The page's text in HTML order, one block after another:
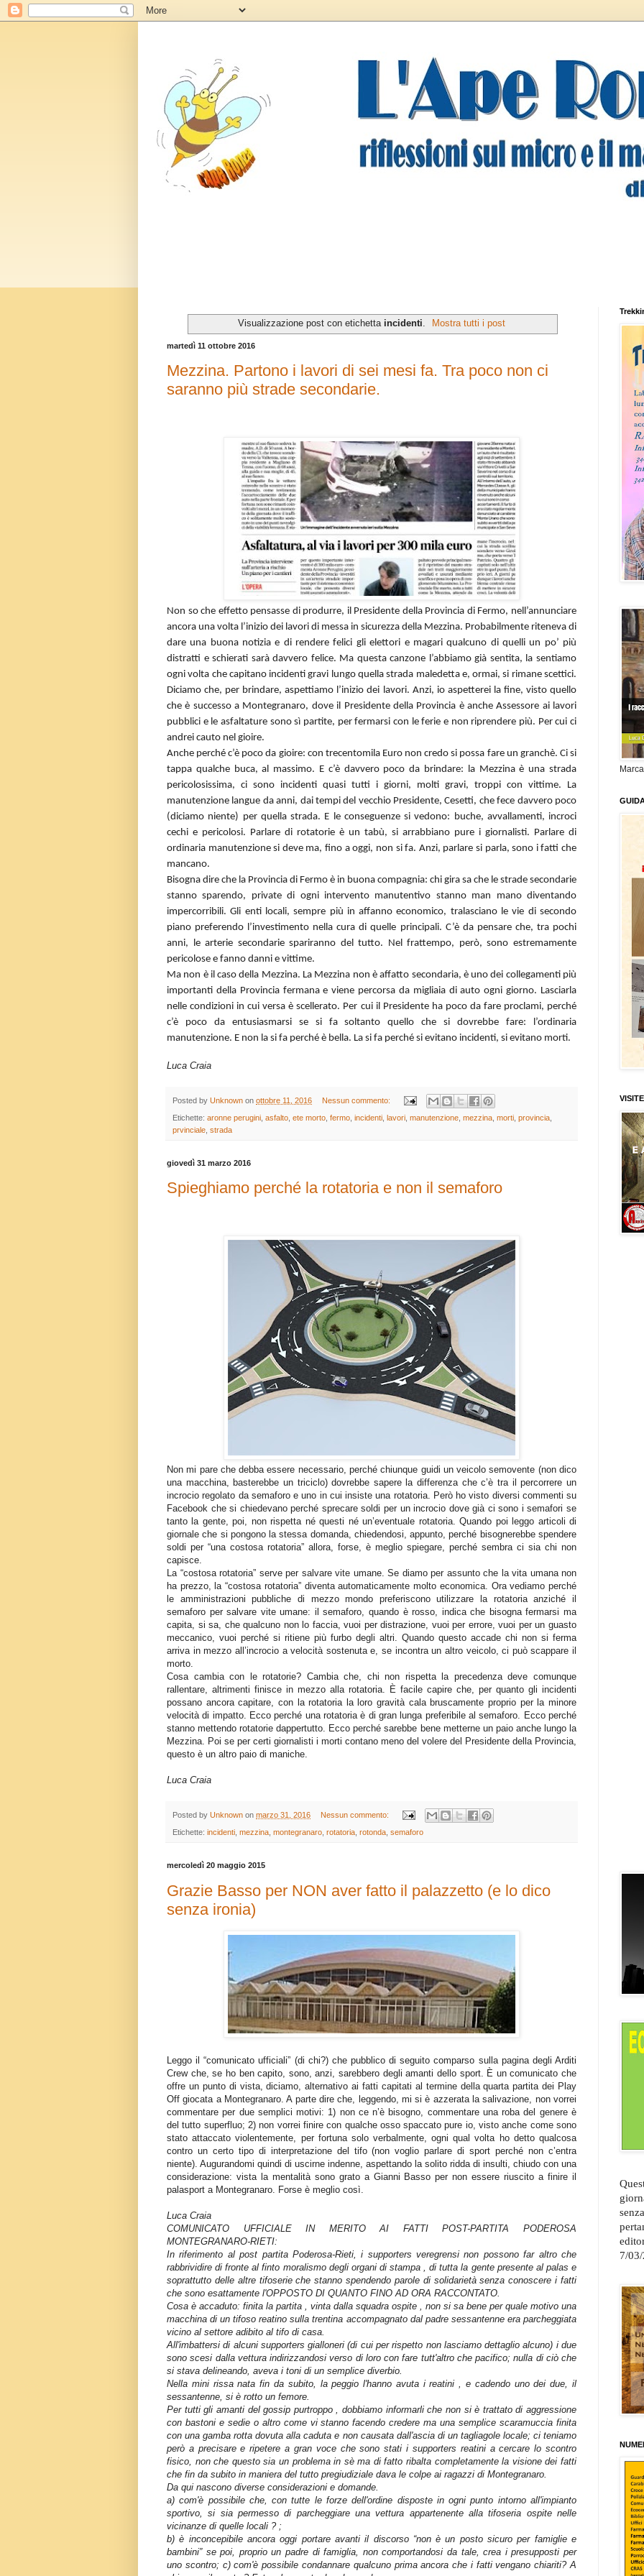
Visualizzazione post con etichetta incidenti Mostra tutti i post
martedì 11 ottobre 2016
Mezzina. Partono i lavori di sei mesi fa. Tra poco non ci
saranno più strade secondarie.
Non so che effetto pensasse di produrre, il Presidente della Provincia di Fermo, nell’annunciare
ancora una volta l’inizio dei lavori di messa in sicurezza della Mezzina. Probabilmente riteneva di
dare una buona notizia e di rendere felici gli elettori e magari qualcuno di quelli un po’ più
distratti e schierati sarà davvero felice. Ma questa canzone l’abbiamo già sentita, la sentiamo
ogni volta che capitano incidenti gravi lungo quella strada maledetta e, ormai, si rimane scettici.
Diciamo che, per brindare, aspettiamo l’inizio dei lavori. Anzi, io aspetterei la fine, visto quello
che è successo a Montegranaro, dove il Presidente della Provincia è anche Assessore ai lavori
pubblici e le asfaltature sono sì partite, per fermarsi con le ferie e non riprendere più. Per cui ci
andrei cauto nel gioire.
Anche perché c’è poco da gioire: con trecentomila Euro non credo si possa fare un granchè. Ci si
tappa qualche buca, al massimo. E c’è davvero poco da brindare: la Mezzina è una strada
pericolosissima, ci sono incidenti quasi tutti i giorni, molti gravi, troppi con vittime. La
manutenzione langue da anni, dai tempi del vecchio Presidente, Cesetti, che fece davvero poco
(diciamo niente) per quella strada. E le conseguenze si vedono: buche, avvallamenti, incroci
cechi e pericolosi. Parlare di rotatorie è un tabù, si arrabbiano pure i giornalisti. Parlare di
ordinaria manutenzione si deve ma, fino a oggi, non si fa. Anzi, parlare si parla, sono i fatti che
mancano.
Bisogna dire che la Provincia di Fermo è in buona compagnia: chi gira sa che le strade secondarie
stanno sparendo, private di ogni intervento manutentivo stanno man mano diventando
impercorribili. Gli enti locali, sempre più in affanno economico, tralasciano le vie di secondo
piano preferendo l’investimento nella cura di quelle principali. C’è da pensare che, tra pochi
anni, le arterie secondarie spariranno del tutto. Nel frattempo, però, sono estremamente
pericolose e fanno danni e vittime.
Ma non è il caso della Mezzina. La Mezzina non è affatto secondaria, è uno dei collegamenti più
importanti della Provincia fermana e viene percorsa da migliaia di auto ogni giorno. Lasciarla
nelle condizioni in cui versa è scellerato. Per cui il Presidente ha poco da fare proclami, perché
c’è poco da entusiasmarsi se si fa soltanto quello che si dovrebbe fare: l’ordinaria
manutenzione. E non la si fa perché è bella. La si fa perché si evitano incidenti, si evitano morti.
Luca Craia
Posted by Unknown on ottobre 11, 2016 Nessun commento:
Etichette: aronne perugini asfalto ete morto fermo incidenti lavori manutenzione mezzina morti provincia
prvinciale strada
giovedì 31 marzo 2016
Spieghiamo perché la rotatoria e non il semaforo
Non mi pare che debba essere necessario, perché chiunque guidi un veicolo semovente (non dico
una macchina, basterebbe un triciclo) dovrebbe sapere la differenza che c’è tra il percorrere un
incrocio regolato da semaforo e uno in cui insiste una rotatoria. Però ho visto diversi commenti su
Facebook che si chiedevano perché sprecare soldi per un incrocio dove già ci sono i semafori se
tanto la gente, poi, non rispetta né questi né un’eventuale rotatoria. Quando poi leggo articoli di
giornale che si pongono la stessa domanda, chiedendosi, appunto, perché bisognerebbe spendere
soldi per “una costosa rotatoria” allora, forse, è meglio spiegare, perché sembra ci sia chi non
capisce.
La “costosa rotatoria” serve per salvare vite umane. Se diamo per assunto che la vita umana non
ha prezzo, la “costosa rotatoria” diventa automaticamente molto economica. Ora vediamo perché
le amministrazioni pubbliche di mezzo mondo preferiscono utilizzare la rotatoria anziché il
semaforo per salvare vite umane: il semaforo, quando è rosso, indica che bisogna fermarsi ma
capita, si sa, che qualcuno non lo faccia, vuoi per distrazione, vuoi per errore, vuoi per un guasto
meccanico, vuoi perché si ritiene più furbo degli altri. Quando questo accade chi non si ferma
arriva in mezzo all’incrocio a velocità sostenuta e, se incontra un altro veicolo, ci può scappare il
morto.
Cosa cambia con le rotatorie? Cambia che, chi non rispetta la precedenza deve comunque
rallentare, altrimenti finisce in mezzo alla rotatoria. È facile capire che, per quanto gli incidenti
possano ancora capitare, con la rotatoria la loro gravità cala bruscamente proprio per la minore
velocità di impatto. Ecco perché una rotatoria è di gran lunga preferibile al semaforo. Ecco perché
stanno mettendo rotatorie dappertutto. Ecco perché sarebbe bene metterne un paio anche lungo la
Mezzina. Poi se per certi giornalisti i morti contano meno del volere del Presidente della Provincia,
questo è un altro paio di maniche.
Luca Craia
Posted by Unknown on marzo 31, 2016 Nessun commento:
Etichette: incidenti mezzina montegranaro rotatoria rotonda semaforo
mercoledì 20 maggio 2015
Grazie Basso per NON aver fatto il palazzetto (e lo dico
senza ironia)
Leggo il “comunicato ufficiali” (di chi?) che pubblico di seguito comparso sulla pagina degli Arditi
Crew che, se ho ben capito, sono, anzi, sarebbero degli amanti dello sport. È un comunicato che
offre un punto di vista, diciamo, alternativo ai fatti capitati al termine della quarta partita dei Play
Off giocata a Montegranaro. A parte dire che, leggendo, mi si è azzerata la salivazione, non vorrei
commentare per due semplici motivi: 1) non ce n’è bisogno, commentare una roba del genere è
del tutto superfluo; 2) non vorrei finire con qualche osso spaccato pure io, visto anche come sono
stato attaccato violentemente, per fortuna solo verbalmente, ogni qual volta ho detto qualcosa
contro un certo tipo di interpretazione del tifo (non voglio parlare di sport perché non c’entra
niente). Augurandomi quindi di uscirne indenne, aspettando la solito ridda di insulti, chiudo con una
considerazione: vista la mentalità sono grato a Gianni Basso per non essere riuscito a finire il
palasport a Montegranaro. Forse è meglio così.
Luca Craia
COMUNICATO UFFICIALE IN MERITO AI FATTI POST-PARTITA PODEROSA
MONTEGRANARO-RIETI:
In riferimento al post partita Poderosa-Rieti, i supporters veregrensi non possono far altro che
rabbrividire di fronte al finto moralismo degli organi di stampa , di tutta la gente presente al palas e
soprattutto delle altre tifoserie che stanno spendendo parole di solidarietà senza conoscere i fatti
che sono esattamente l'OPPOSTO DI QUANTO FINO AD ORA RACCONTATO.
Cosa è accaduto: finita la partita , vinta dalla squadra ospite , non si sa bene per quale motivo una
macchina di un tifoso reatino sulla trentina accompagnato dal padre sessantenne era parcheggiata
vicino al settore adibito al tifo di casa.
All'imbattersi di alcuni supporters gialloneri (di cui per rispetto non lasciamo dettaglio alcuno) i due
sono scesi dalla vettura indirizzandosi verso di loro con fare tutt'altro che pacifico; nulla di ciò che
si stava delineando, aveva i toni di un semplice diverbio.
Nella mini rissa nata fin da subito, la peggio l'hanno avuta i reatini , e cadendo uno dei due, il
sessantenne, si è rotto un femore.
Per tutti gli amanti del gossip purtroppo , dobbiamo informarli che non si è trattato di aggressione
con bastoni e sedie o altro come vi stanno facendo credere ma una semplice scaramuccia finita
con una gamba rotta dovuta alla caduta e non causata dall'ascia di un tagliagole locale; ci teniamo
però a precisare e ripetere a gran voce che sono stati i supporters reatini a cercare lo scontro
fisico, non che questo sia un problema in sè ma di fatto ribalta completamente la visione dei fatti
che fin da subito in maniera del tutto pregiudiziale dava le colpe ai ragazzi di Montegranaro.
Da qui nascono diverse considerazioni e domande.
a) com'è possibile che, con tutte le forze dell'ordine disposte in ogni punto intorno all'impianto
sportivo, si sia permesso di parcheggiare una vettura appartenente alla tifoseria ospite nelle
vicinanze di quelle locali ? ;
b) è inconcepibile ancora oggi portare avanti il discorso “non è un posto sicuro per famiglie e
bambini” se poi, proprio un padre di famiglia, non comportandosi da tale, crea i presupposti per
uno scontro; c) com'è possibile condannare qualcuno prima ancora che i fatti vengano chiariti? A
Marca
VISITE
7/